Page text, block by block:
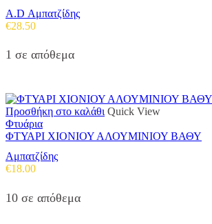
A.D Αμπατζίδης
€28.50
1 σε απόθεμα
Προσθήκη στο καλάθι Quick View
Φτυάρια
ΦΤΥΑΡΙ ΧΙΟΝΙΟΥ ΑΛΟΥΜΙΝΙΟΥ ΒΑΘΥ
Αμπατζίδης
€18.00
10 σε απόθεμα